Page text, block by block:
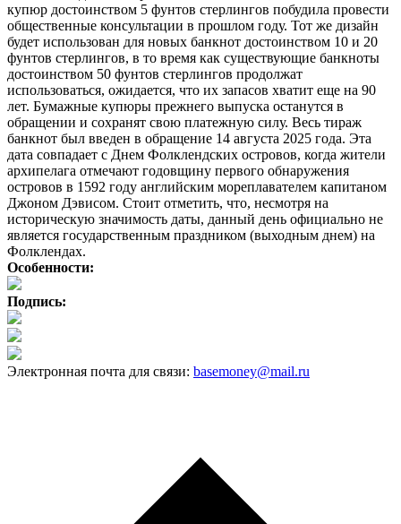
купюр достоинством 5 фунтов стерлингов побудила провести
общественные консультации в прошлом году. Тот же дизайн
будет использован для новых банкнот достоинством 10 и 20
фунтов стерлингов, в то время как существующие банкноты
достоинством 50 фунтов стерлингов продолжат
использоваться, ожидается, что их запасов хватит еще на 90
лет. Бумажные купюры прежнего выпуска останутся в
обращении и сохранят свою платежную силу. Весь тираж
банкнот был введен в обращение 14 августа 2025 года. Эта
дата совпадает с Днем Фолклендских островов, когда жители
архипелага отмечают годовщину первого обнаружения
островов в 1592 году английским мореплавателем капитаном
Джоном Дэвисом. Стоит отметить, что, несмотря на
историческую значимость даты, данный день официально не
является государственным праздником (выходным днем) на
Фолклендах.
Особенности:
Подпись:
Электронная почта для связи: basemoney@mail.ru